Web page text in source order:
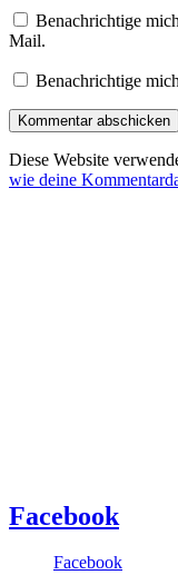
Benachrichtige
Mail.
Benachrichtige
Diese Website
wie deine
Facebook
Facebook